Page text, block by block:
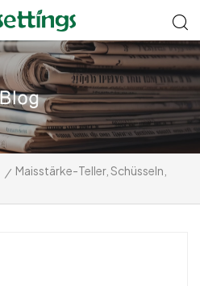
/ Maisstärke-Teller, Schüsseln,